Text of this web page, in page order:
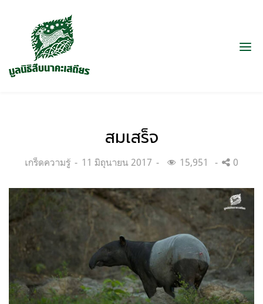
สมเสร็จ
Categories:
เกร็ดความรู้
Posted
11 มิถุนายน 2017 15,951 0